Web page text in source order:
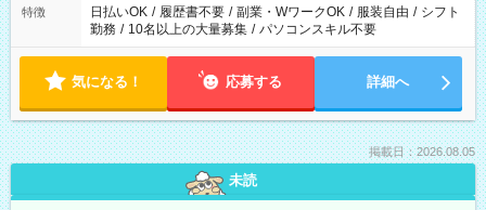
特徴 日払いOK / 履歴書不要 / 副業・WワークOK / 服装自由 / シフト
勤務 / 10名以上の大量募集 / パソコンスキル不要
気になる！ 応募する 詳細へ
掲載日：2026.08.05
未読